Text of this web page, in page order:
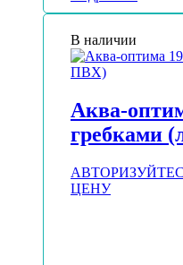
В наличии
Аква-
гребками
ЦЕНУ